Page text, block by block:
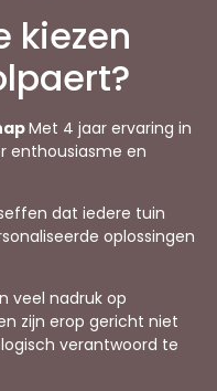
kiezen
Met 4 jaar ervaring in
enthousiasme en
dat iedere tuin
oplossingen
veel nadruk op
zijn erop gericht niet
verantwoord te